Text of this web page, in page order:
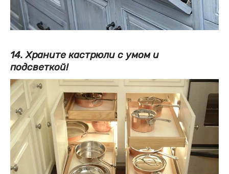
14. Храните кастрюли с умом и
подсветкой!